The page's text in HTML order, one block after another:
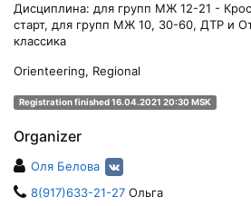
Дисциплина: для групп МЖ 12-21 -
старт, для групп МЖ 10, 30-60, ДТР и
классика
Orienteering, Regional
Registration finished 16.04.2021 20:30 MSK
Organizer
Оля Белова
8(917)633-21-27 Ольга